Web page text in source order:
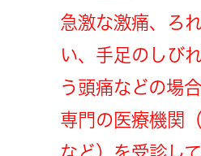
急激な激痛、ろ
い、手足のしび
う頭痛などの場
専門の医療機関
など）を受診し